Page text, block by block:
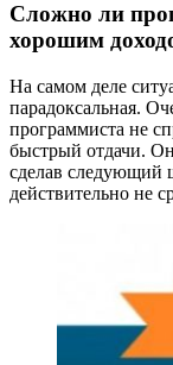
Сложно ли
хорошим
На самом деле
парадоксальная.
программиста не
быстрый отдачи.
сделав следующий
действительно не